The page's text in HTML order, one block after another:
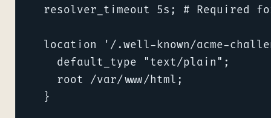
resolver_timeout 5s; # Required
location '/.well-known/acme-
    default_type "text/plain";
    root /var/www/html;
  }